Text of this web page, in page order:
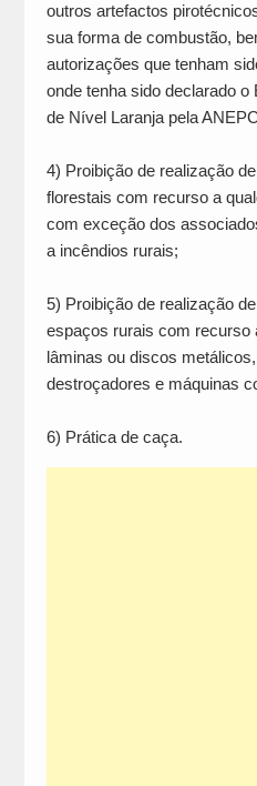
outros artefactos
sua forma de combustão,
autorizações que tenham
onde tenha sido declarado o
de Nível Laranja pela
4) Proibição de realização
florestais com recurso a
com exceção dos
a incêndios rurais;
5) Proibição de realização
espaços rurais com recurso
lâminas ou discos
destroçadores e máquinas
6) Prática de caça.